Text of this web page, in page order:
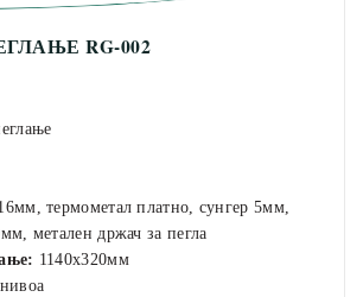
RG-002
термометал платно, сунгер 5мм,
метален држач за пегла
1140х320мм